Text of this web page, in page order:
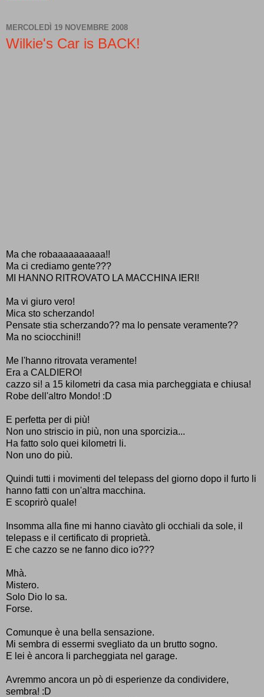
MERCOLEDÌ 19 NOVEMBRE 2008
Wilkie's Car is BACK!
Ma che robaaaaaaaaaa!!
Ma ci crediamo gente???
MI HANNO RITROVATO LA MACCHINA IERI!
Ma vi giuro vero!
Mica sto scherzando!
Pensate stia scherzando?? ma lo pensate veramente??
Ma no sciocchini!!
Me l'hanno ritrovata veramente!
Era a CALDIERO!
cazzo si! a 15 kilometri da casa mia parcheggiata e chiusa!
Robe dell'altro Mondo! :D
E perfetta per di più!
Non uno striscio in più, non una sporcizia...
Ha fatto solo quei kilometri li.
Non uno do più.
Quindi tutti i movimenti del telepass del giorno dopo il furto li
hanno fatti con un'altra macchina.
E scoprirò quale!
Insomma alla fine mi hanno ciavàto gli occhiali da sole, il
telepass e il certificato di proprietà.
E che cazzo se ne fanno dico io???
Mhà.
Mistero.
Solo Dio lo sa.
Forse.
Comunque è una bella sensazione.
Mi sembra di essermi svegliato da un brutto sogno.
E lei è ancora li parcheggiata nel garage.
Avremmo ancora un pò di esperienze da condividere,
sembra! :D